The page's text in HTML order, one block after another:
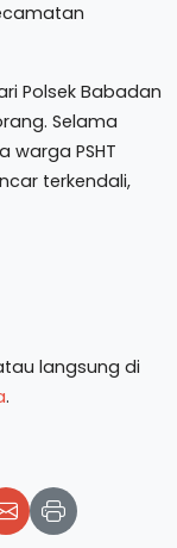
Polsek Babadan
Selama
PSHT
terkendali,
langsung di
.